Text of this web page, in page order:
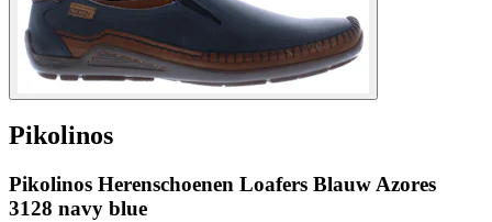
Pikolinos
Pikolinos Herenschoenen Loafers Blauw Azores
3128 navy blue